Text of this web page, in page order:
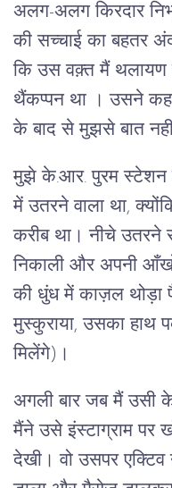
अलग-अलग किरदार
की सच्चाई का बहतर
कि उस वक़्त मैं थलायण
थैंकप्पन था । उसने
के बाद से मुझसे बात
मुझे के.आर. पुरम स्टेशन
में उतरने वाला था,
करीब था। नीचे
निकाली और अपनी
की धुंध में काज़ल थोड़ा
मुस्कुराया, उसका हाथ
मिलेंगे)।
अगली बार जब मैं उसी
मैंने उसे इंस्टाग्राम पर
देखी। वो उसपर